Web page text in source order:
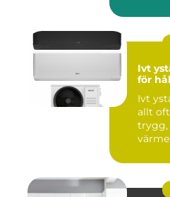
Ivt
för
Ivt
allt
trygg,